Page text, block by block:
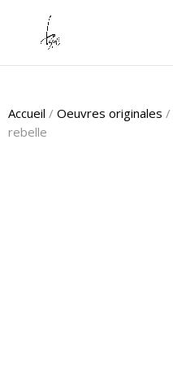
Accueil / Oeuvres originales /
rebelle